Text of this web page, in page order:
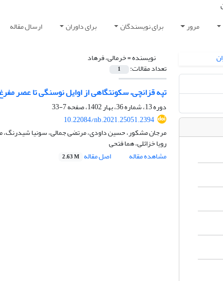
مرور برای نویسندگان برای داوران ارسال مقاله
نویسنده =خرمالی، فرهاد
تعداد مقالات: 1
تپه قزانچی، سکونتگاهی از اوایل نوسنگی تا عصر
دوره 13، شماره 36، بهار 1402، صفحه
7-33
10.22084/nb.2021.25051.2394
مرجان مشکور، حسین داودی، مرتضی جمالی، سونیا شیدرنگ،
رویا خزائلی، هما فتحی
مشاهده مقاله
اصل مقاله 2.63 M